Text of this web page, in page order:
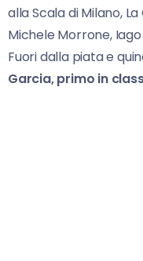
alla Scala di Milano,
Michele Morrone,
Fuori dalla piata e
Garcia, primo in